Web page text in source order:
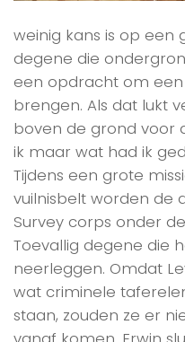
weinig kans is op een
degene die
een opdracht om
brengen. Als dat lukt
boven de grond voor
ik maar wat had ik
Tijdens een grote
vuilnisbelt worden de
Survey corps onder
Toevallig degene die
neerleggen. Omdat
wat criminele
staan, zouden ze er